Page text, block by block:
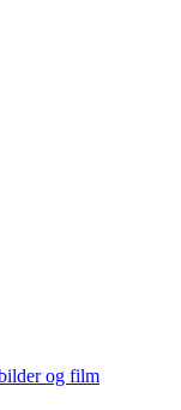
og film